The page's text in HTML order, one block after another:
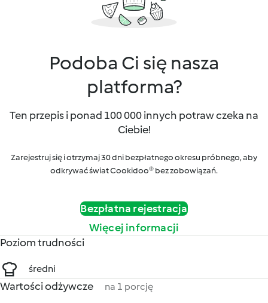
Podoba Ci się nasza
platforma?
Ten przepis i ponad 100 000 innych potraw czeka na
Ciebie!
Zarejestruj się i otrzymaj 30 dni bezpłatnego okresu próbnego, aby
odkrywać świat Cookidoo® bez zobowiązań.
Bezpłatna rejestracja
Więcej informacji
Poziom trudności
średni
Wartości odżywcze na 1 porcję